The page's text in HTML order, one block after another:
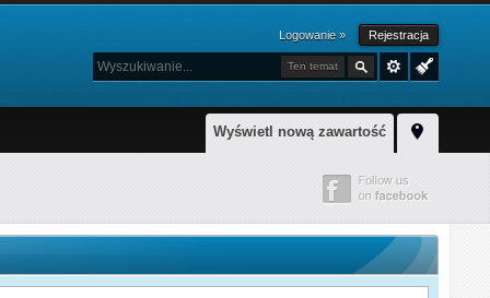
Logowanie » Rejestracja
Ten temat
Wyświetl nową zawartość